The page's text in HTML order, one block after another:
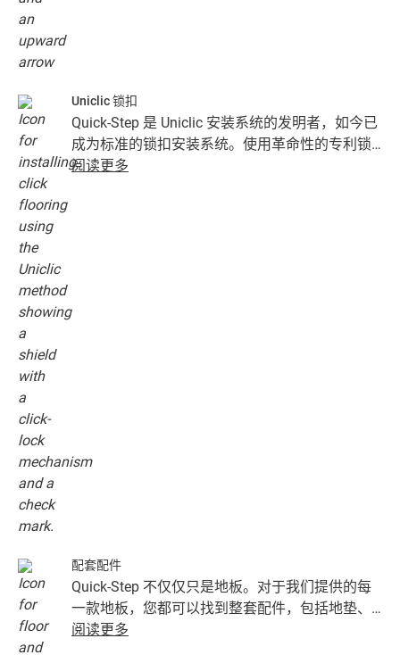
Uniclic 锁扣
Quick-Step 是 Uniclic 安装系统的发明者，如今已
成为标准的锁扣安装系统。使用革命性的专利锁
扣系统，可以毫不费力地将地板拼接在一起。
阅读更多
配套配件
Quick-Step 不仅仅只是地板。对于我们提供的每
一款地板，您都可以找到整套配件，包括地垫、
收边扣条以及与地板颜色完美搭配的踢脚板。
阅读更多